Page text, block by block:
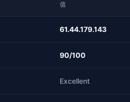
值
61.44.179.143
90/100
Excellent